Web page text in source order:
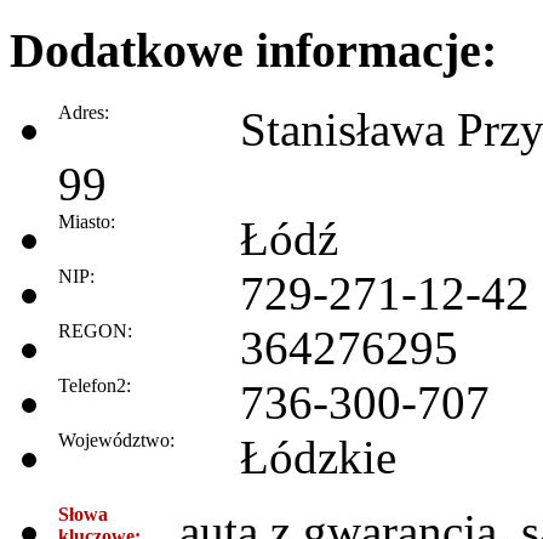
Dodatkowe informacje:
Adres:
Stanisława
99
Miasto: Łódź
NIP: 729-271-12-42
REGON: 364276295
Telefon2: 736-300-707
Województwo: Łódzkie
Słowa